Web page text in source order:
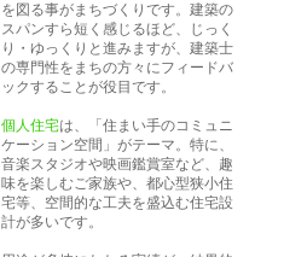
を図る事がまちづくりです。建築の
スパンすら短く感じるほど、じっく
り・ゆっくりと進みますが、建築士
の専門性をまちの方々にフィードバ
ックすることが役目です。
個人住宅は、「住まい手のコミュニ
ケーション空間」がテーマ。特に、
音楽スタジオや映画鑑賞室など、趣
味を楽しむご家族や、都心型狭小住
宅等、空間的な工夫を盛込む住宅設
計が多いです。